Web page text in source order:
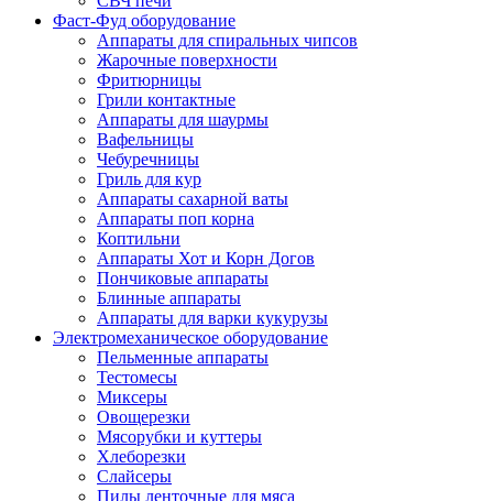
Фаст-Фуд оборудование
Аппараты для спиральных чипсов
Жарочные поверхности
Фритюрницы
Грили контактные
Аппараты для шаурмы
Вафельницы
Чебуречницы
Гриль для кур
Аппараты сахарной ваты
Аппараты поп корна
Коптильни
Аппараты Хот и Корн Догов
Пончиковые аппараты
Блинные аппараты
Аппараты для варки кукурузы
Электромеханическое оборудование
Пельменные аппараты
Тестомесы
Миксеры
Овощерезки
Мясорубки и куттеры
Хлеборезки
Слайсеры
Пилы ленточные для мяса